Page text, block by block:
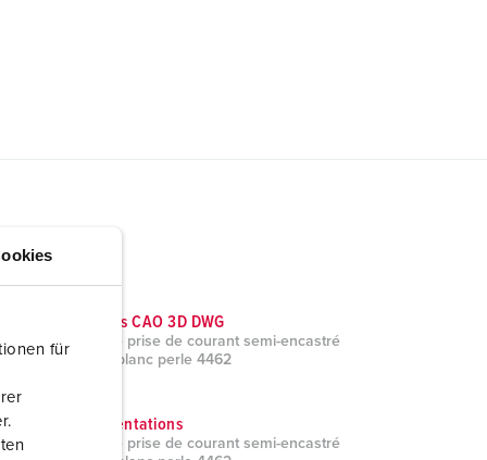
für
Données CAO 3D DWG
Socle de prise de courant semi-encastré
Cepex, blanc perle 4462
Documentations
Socle de prise de courant semi-encastré